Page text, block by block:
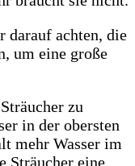
darauf achten, die
um eine große
zu
in der obersten
mehr Wasser im
Sträucher eine